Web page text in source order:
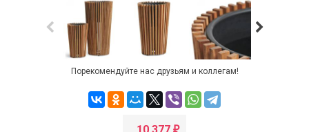
Порекомендуйте нас друзьям и коллегам!
₽